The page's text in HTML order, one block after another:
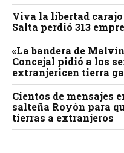
Viva la libertad
Salta perdió 313
«La bandera de
Concejal pidió a los
extranjericen tierra
Cientos de mensajes
salteña Royón para
tierras a extranjeros